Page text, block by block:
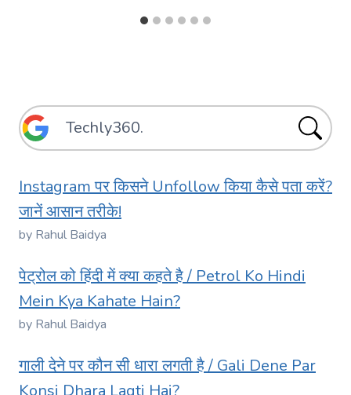
Instagram पर किसने Unfollow किया कैसे पता करें?
जानें आसान तरीके!
by Rahul Baidya
पेट्रोल को हिंदी में क्या कहते है / Petrol Ko Hindi
Mein Kya Kahate Hain?
by Rahul Baidya
गाली देने पर कौन सी धारा लगती है / Gali Dene Par